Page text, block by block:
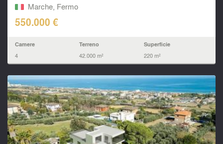
Marche, Fermo‎
550.000 €
Camere
4
Terreno
42.000 m²
Superficie
220 m²